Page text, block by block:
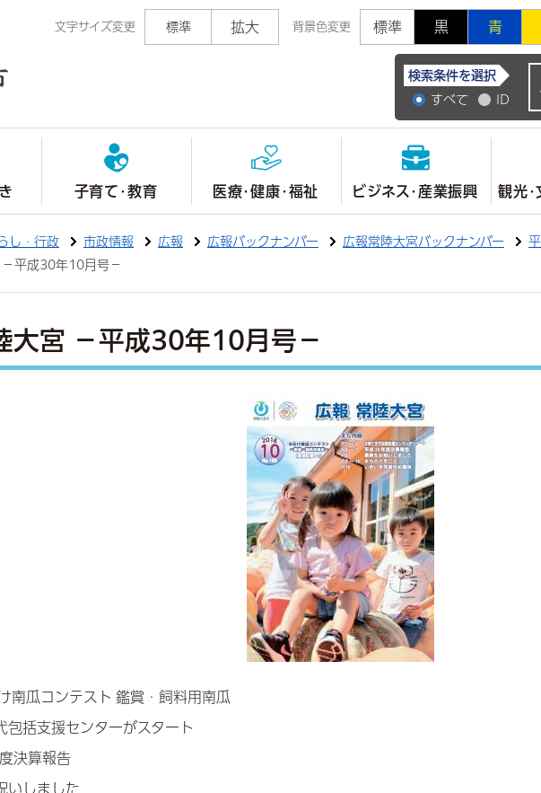
文字サイズ変更 標準 拡大 背景色変更 標準 黒 青
常陸大宮市公式ホ
検索条件を選択
すべて
ID
子育て・教育 医療・健康・福祉 ビジネス・産業振興 観光
し・行政 市政情報 広報 広報バックナンバー 広報常陸大宮バックナンバー
平成30年10月号－
大宮 －平成30年10月号－
南瓜コンテスト 鑑賞・飼料用南瓜
包括支援センターがスタート
決算報告
いしました